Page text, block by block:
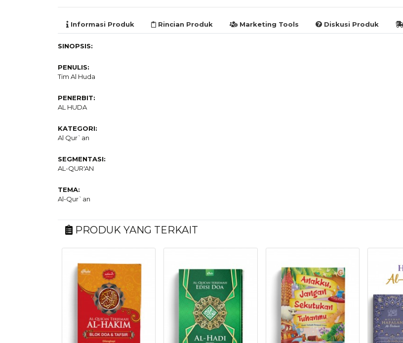
Informasi Produk Rincian Produk Marketing Tools Diskusi Produk
SINOPSIS:
PENULIS:
Tim Al Huda
PENERBIT:
AL HUDA
KATEGORI:
Al Qur`an
SEGMENTASI:
AL-QUR'AN
TEMA:
Al-Qur`an
PRODUK YANG TERKAIT